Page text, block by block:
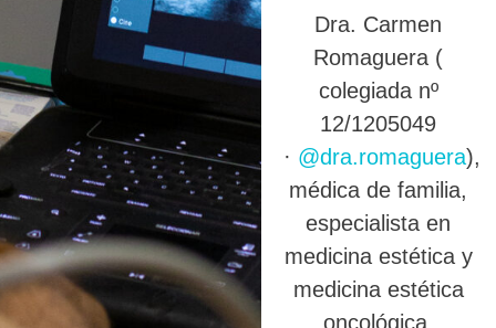
Dra. Carmen
Romaguera (
colegiada nº
12/1205049
· @dra.romaguera),
médica de familia,
especialista en
medicina estética y
medicina estética
oncológica.